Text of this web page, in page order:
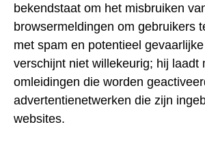
bekendstaat om het misbruiken
browsermeldingen om gebruikers
met spam en potentieel
verschijnt niet willekeurig; hij laadt
omleidingen die worden
advertentienetwerken die zijn
websites.